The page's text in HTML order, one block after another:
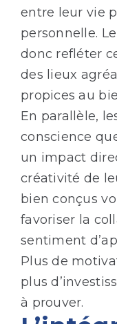
entre leur vie
personnelle.
donc refléter
des lieux
propices au
En parallèle,
conscience
un impact
créativité de
bien conçus
favoriser la
sentiment
Plus de
plus
à prouver.